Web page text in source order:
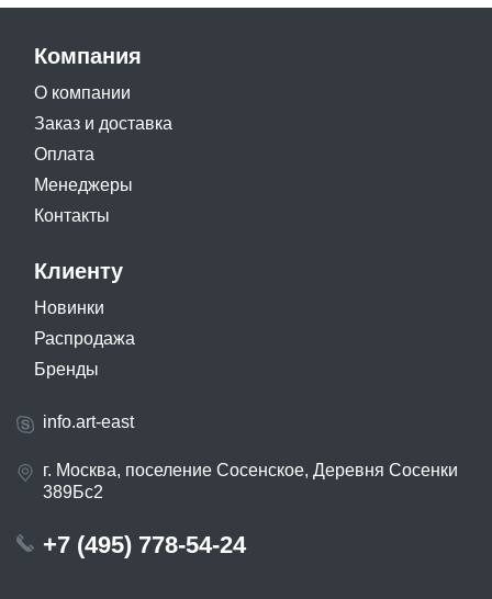
Компания
О компании
Заказ и доставка
Оплата
Менеджеры
Контакты
Клиенту
Новинки
Распродажа
Бренды
info.art-east
г. Москва, поселение Сосенское, Деревня Сосенки
389Бс2
+7 (495) 778-54-24